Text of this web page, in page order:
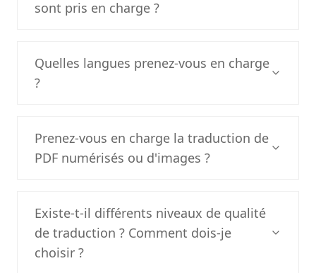
sont pris en charge ?
Quelles langues prenez-vous en charge
?
Prenez-vous en charge la traduction de
PDF numérisés ou d'images ?
Existe-t-il différents niveaux de qualité
de traduction ? Comment dois-je
choisir ?